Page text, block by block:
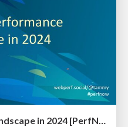
The Web Performance Landscape in 2024 [PerfNow 2024]